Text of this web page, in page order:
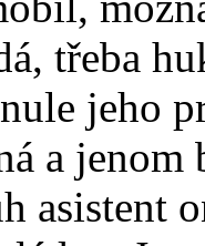
třeba
jeho
a jenom
asistent